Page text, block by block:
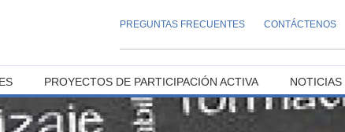
PREGUNTAS FRECUENTES CONTÁCTENOS
PROYECTOS DE PARTICIPACIÓN ACTIVA NOTICIAS